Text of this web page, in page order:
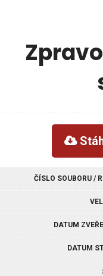
ČÍSLO SOUBORU /
DATUM
DATUM